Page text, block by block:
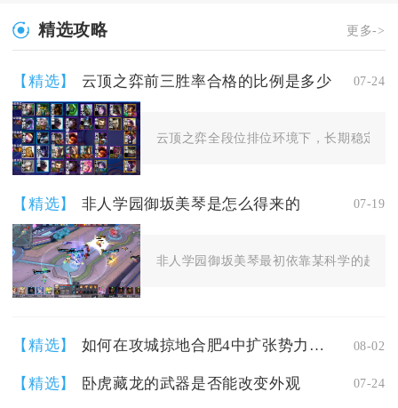
精选攻略 更多->
【精选】 云顶之弈前三胜率合格的比例是多少 07-24
云顶之弈全段位排位环境下，长期稳定上
【精选】 非人学园御坂美琴是怎么得来的 07-19
非人学园御坂美琴最初依靠某科学的超电
【精选】 如何在攻城掠地合肥4中扩张势力的影响力 08-02
【精选】 卧虎藏龙的武器是否能改变外观 07-24